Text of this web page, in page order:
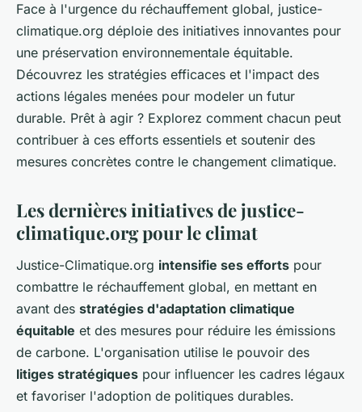
Face à l'urgence du réchauffement global, justice-
climatique.org déploie des initiatives innovantes pour
une préservation environnementale équitable.
Découvrez les stratégies efficaces et l'impact des
actions légales menées pour modeler un futur
durable. Prêt à agir ? Explorez comment chacun peut
contribuer à ces efforts essentiels et soutenir des
mesures concrètes contre le changement climatique.
Les dernières initiatives de justice-
climatique.org pour le climat
Justice-Climatique.org intensifie ses efforts pour
combattre le réchauffement global, en mettant en
avant des stratégies d'adaptation climatique
équitable et des mesures pour réduire les émissions
de carbone. L'organisation utilise le pouvoir des
litiges stratégiques pour influencer les cadres légaux
et favoriser l'adoption de politiques durables.